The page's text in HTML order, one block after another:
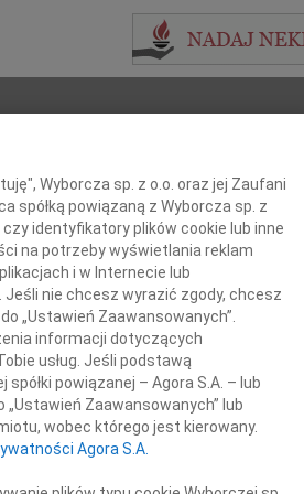
Imię i nazwisko lub numer ogłoszenia:
+ szukanie zaawansowane
INNE NEKROLOGI
Witold Halka wiek: 89 21.07.2026
Z wielkim żalem i smutkiem żegnamy
Jadwiga Czajka 16.07.2026
Panu Andrzejowi Czajce z powodu
Adam Borowski
10.07.2026
Z wielkim smutkiem przyjęłyśmy
Alina Augustynowicz
Alina Augustynowicz z domu Hinz
Wyborcza sp. z o.o. oraz jej Zaufani
spółką powiązaną z Wyborcza sp. z
identyfikatory plików cookie lub inne
na potrzeby wyświetlania reklam
i w Internecie lub
nie chcesz wyrazić zgody, chcesz
„Ustawień Zaawansowanych”.
informacji dotyczących
usług. Jeśli podstawą
powiązanej – Agora S.A. – lub
Zaawansowanych” lub
wobec którego jest kierowany.
Agora S.A.